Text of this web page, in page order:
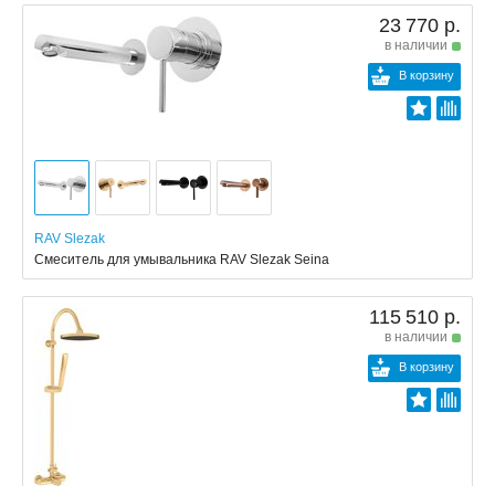
23 770 р.
в наличии
В корзину
RAV Slezak
Смеситель для умывальника RAV Slezak Seina
115 510 р.
в наличии
В корзину